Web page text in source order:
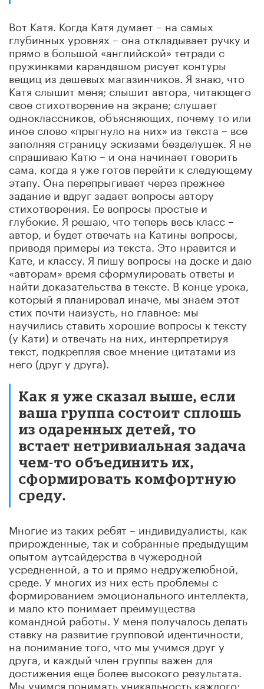
Вот Катя. Когда Катя думает – на самых
глубинных уровнях – она откладывает ручку и
прямо в большой «английской» тетради с
пружинками карандашом рисует контуры
вещиц из дешевых магазинчиков. Я знаю, что
Катя слышит меня; слышит автора, читающего
свое стихотворение на экране; слушает
одноклассников, объясняющих, почему то или
иное слово «прыгнуло на них» из текста – все
заполняя страницу эскизами безделушек. Я не
спрашиваю Катю – и она начинает говорить
сама, когда я уже готов перейти к следующему
этапу. Она перепрыгивает через прежнее
задание и вдруг задает вопросы автору
стихотворения. Ее вопросы простые и
глубокие. Я решаю, что теперь весь класс –
автор, и будет отвечать на Катины вопросы,
приводя примеры из текста. Это нравится и
Кате, и классу. Я пишу вопросы на доске и даю
«авторам» время сформулировать ответы и
найти доказательства в тексте. В конце урока,
который я планировал иначе, мы знаем этот
стих почти наизусть, но главное: мы
научились ставить хорошие вопросы к тексту
(у Кати) и отвечать на них, интерпретируя
текст, подкрепляя свое мнение цитатами из
него (друг у друга).
Как я уже сказал выше, если
ваша группа состоит сплошь
из одаренных детей, то
встает нетривиальная задача
чем-то объединить их,
сформировать комфортную
среду.
Многие из таких ребят – индивидуалисты, как
прирожденные, так и собранные предыдущим
опытом аутсайдерства в чужеродной
усредненной, а то и прямо недружелюбной,
среде. У многих из них есть проблемы с
формированием эмоционального интеллекта,
и мало кто понимает преимущества
командной работы. У меня получалось делать
ставку на развитие групповой идентичности,
на понимание того, что мы учимся друг у
друга, и каждый член группы важен для
достижения еще более высокого результата.
Мы учимся понимать уникальность каждого: